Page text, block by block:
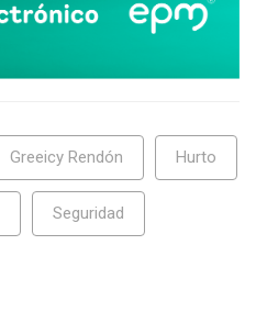
Greeicy Rendón Hurto
Seguridad